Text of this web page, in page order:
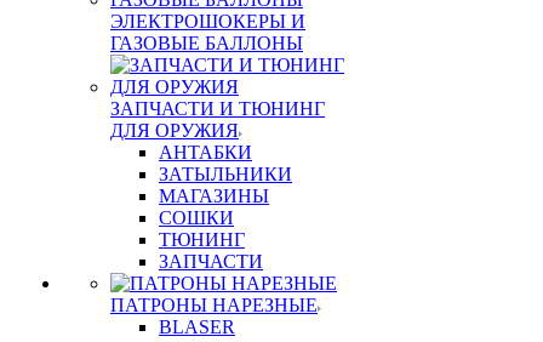
ЭЛЕКТРОШОКЕРЫ И
ГАЗОВЫЕ БАЛЛОНЫ
ЗАПЧАСТИ И ТЮНИНГ
ДЛЯ ОРУЖИЯ
АНТАБКИ
ЗАТЫЛЬНИКИ
МАГАЗИНЫ
СОШКИ
ТЮНИНГ
ЗАПЧАСТИ
ПАТРОНЫ НАРЕЗНЫЕ
BLASER